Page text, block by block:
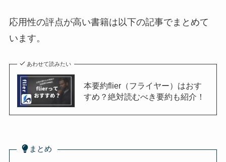
応用性の評点が高い書籍は以下の記事でまとめて
います。
あわせて読みたい
本要約flier（フライヤー）はおす
すめ？絶対読むべき要約も紹介！
まとめ